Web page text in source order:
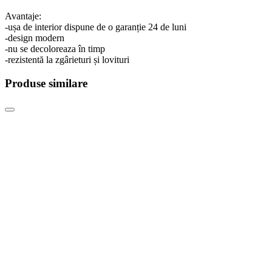
Avantaje:
-ușa de interior dispune de o garanție 24 de luni
-design modern
-nu se decoloreaza în timp
-rezistentă la zgârieturi și lovituri
Produse similare